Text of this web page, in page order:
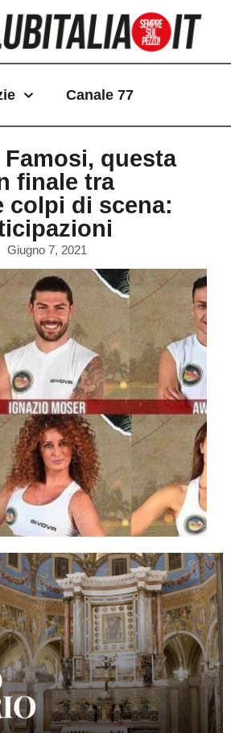
Canale 77
Famosi, questa
finale tra
colpi di scena:
Giugno 7, 2021